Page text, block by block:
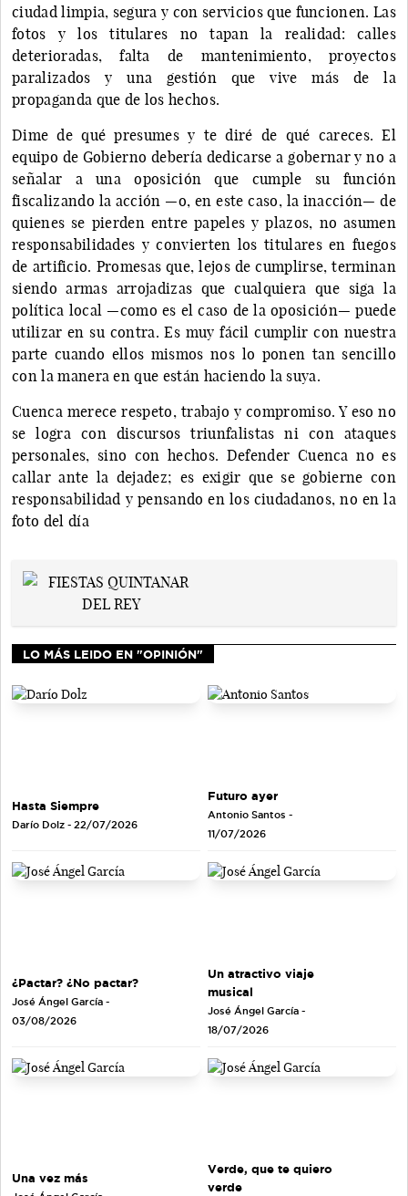
ciudad limpia, segura y con servicios que funcionen. Las
fotos y los titulares no tapan la realidad: calles
deterioradas, falta de mantenimiento, proyectos
paralizados y una gestión que vive más de la
propaganda que de los hechos.
Dime de qué presumes y te diré de qué careces. El
equipo de Gobierno debería dedicarse a gobernar y no a
señalar a una oposición que cumple su función
fiscalizando la acción —o, en este caso, la inacción— de
quienes se pierden entre papeles y plazos, no asumen
responsabilidades y convierten los titulares en fuegos
de artificio. Promesas que, lejos de cumplirse, terminan
siendo armas arrojadizas que cualquiera que siga la
política local —como es el caso de la oposición— puede
utilizar en su contra. Es muy fácil cumplir con nuestra
parte cuando ellos mismos nos lo ponen tan sencillo
con la manera en que están haciendo la suya.
Cuenca merece respeto, trabajo y compromiso. Y eso no
se logra con discursos triunfalistas ni con ataques
personales, sino con hechos. Defender Cuenca no es
callar ante la dejadez; es exigir que se gobierne con
responsabilidad y pensando en los ciudadanos, no en la
foto del día
LO MÁS LEIDO EN "OPINIÓN"
Hasta Siempre
Darío Dolz - 22/07/2026
Futuro ayer
Antonio Santos -
11/07/2026
¿Pactar? ¿No pactar?
José Ángel García -
03/08/2026
Un atractivo viaje
musical
José Ángel García -
18/07/2026
Una vez más
Verde, que te quiero
verde